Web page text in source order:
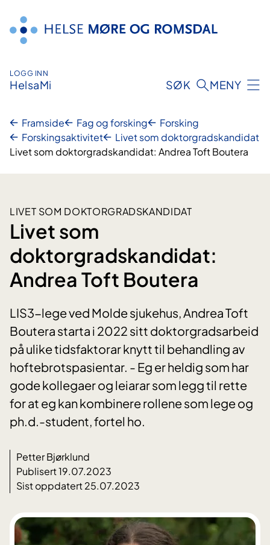
innhald
LOGG INN
HelsaMi SØK MENY
Framside Fag og forsking
Forsking
Forskingsaktivitet
Livet som doktorgradskandidat
Livet som doktorgradskandidat: Andrea Toft Boutera
LIVET SOM DOKTORGRADSKANDIDAT
Livet som
doktorgradskandidat:
Andrea Toft Boutera
LIS3-lege ved Molde sjukehus, Andrea Toft
Boutera starta i 2022 sitt doktorgradsarbeid
på ulike tidsfaktorar knytt til behandling av
hoftebrotspasientar. - Eg er heldig som har
gode kollegaer og leiarar som legg til rette
for at eg kan kombinere rollene som lege og
ph.d.-student, fortel ho.
Petter Bjørklund
Publisert 19.07.2023
Sist oppdatert 25.07.2023